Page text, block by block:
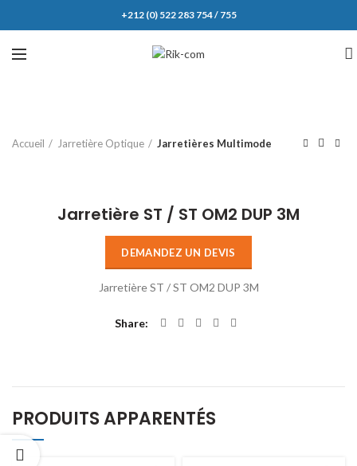
+212 (0) 522 283 754 / 755
Accueil Jarretière Optique
Jarretières Multimode
Jarretière ST / ST OM2 DUP 3M
DEMANDEZ UN DEVIS
Jarretière ST / ST OM2 DUP 3M
Share
PRODUITS APPARENTÉS